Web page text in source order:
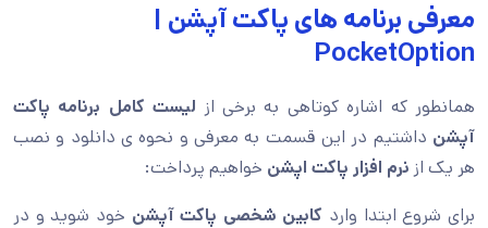
معرفی برنامه های پاکت آپشن |
PocketOption
همانطور که اشاره کوتاهی به برخی از لیست کامل برنامه پاکت
آپشن داشتیم در این قسمت به معرفی و نحوه ی دانلود و نصب
هر یک از نرم افزار پاکت اپشن خواهیم پرداخت:
برای شروع ابتدا وارد کابین شخصی پاکت آپشن خود شوید و در